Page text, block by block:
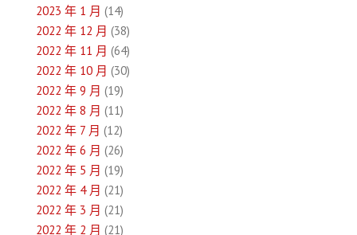
2023 年 1 月 (14)
2022 年 12 月 (38)
2022 年 11 月 (64)
2022 年 10 月 (30)
2022 年 9 月 (19)
2022 年 8 月 (11)
2022 年 7 月 (12)
2022 年 6 月 (26)
2022 年 5 月 (19)
2022 年 4 月 (21)
2022 年 3 月 (21)
2022 年 2 月 (21)